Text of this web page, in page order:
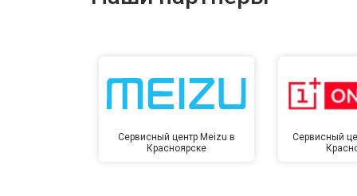
Сервисный центр Meizu в
Красноярске
Сервисный